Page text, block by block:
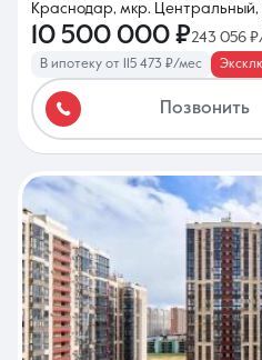
Краснодар, мкр. Центральный,
10 500 000 ₽243 056
В ипотеку от 115 473 ₽/мес
Позвонить